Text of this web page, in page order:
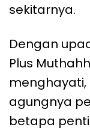
sekitarnya.
Dengan
Plus
agungnya
betapa